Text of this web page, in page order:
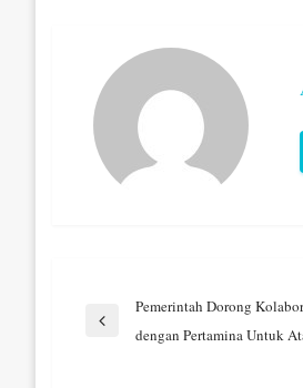
Navigasi
Previous
Pemerintah Dorong
dengan Pertamina Untuk